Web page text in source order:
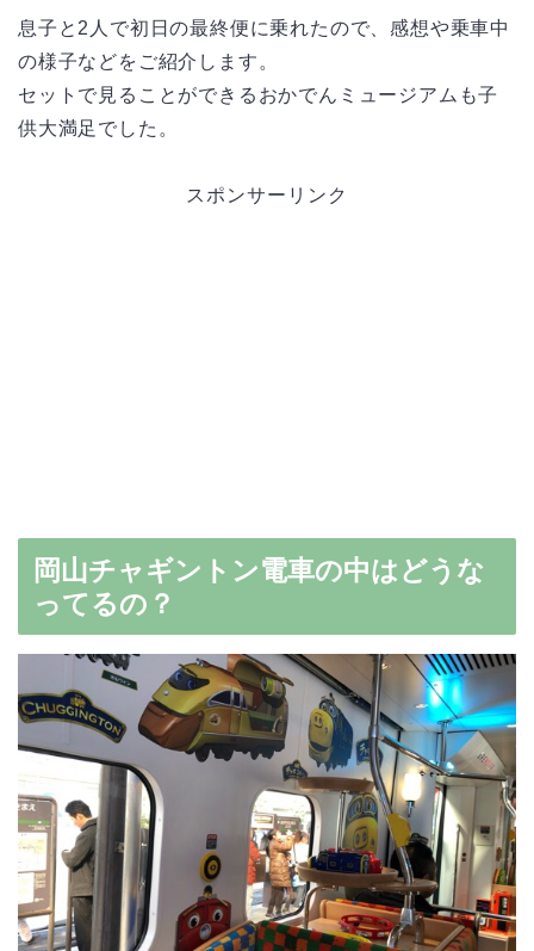
息子と2人で初日の最終便に乗れたので、感想や乗車中
の様子などをご紹介します。
セットで見ることができるおかでんミュージアムも子
供大満足でした。
スポンサーリンク
岡山チャギントン電車の中はどうな
ってるの？